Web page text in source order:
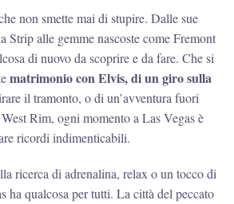
non smette mai di stupire. Dalle sue
Strip alle gemme nascoste come Fremont
di nuovo da scoprire e da fare. Che si
matrimonio con Elvis, di un giro sulla
il tramonto, o di un’avventura fuori
Rim, ogni momento a Las Vegas è
ricordi indimenticabili.
ricerca di adrenalina, relax o un tocco di
ha qualcosa per tutti. La città del peccato